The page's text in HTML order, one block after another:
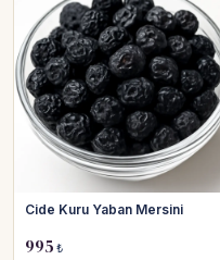
Cide Kuru Yaban Mersini
995 ₺